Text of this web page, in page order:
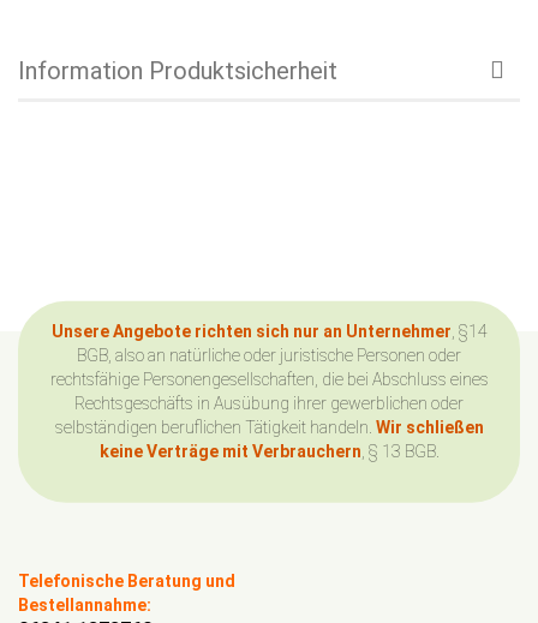
Information Produktsicherheit
Unsere Angebote richten sich nur an Unternehmer , §14
BGB, also an natürliche oder juristische Personen oder
rechtsfähige Personengesellschaften, die bei Abschluss eines
Rechtsgeschäfts in Ausübung ihrer gewerblichen oder
selbständigen beruflichen Tätigkeit handeln. Wir schließen
keine Verträge mit Verbrauchern , § 13 BGB.
Telefonische Beratung und
Bestellannahme: